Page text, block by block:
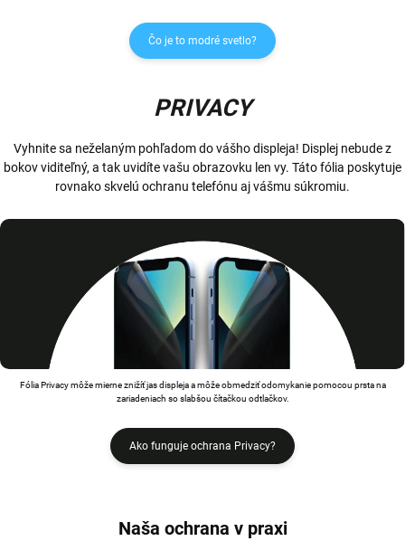
Čo je to modré svetlo?
PRIVACY
Vyhnite sa neželaným pohľadom do vášho displeja! Displej nebude z
bokov viditeľný, a tak uvidíte vašu obrazovku len vy. Táto fólia poskytuje
rovnako skvelú ochranu telefónu aj vášmu súkromiu.
Fólia Privacy môže mierne znižíť jas displeja a môže obmedziť odomykanie pomocou prsta na
zariadeniach so slabšou čítačkou odtlačkov.
Ako funguje ochrana Privacy?
Naša ochrana v praxi